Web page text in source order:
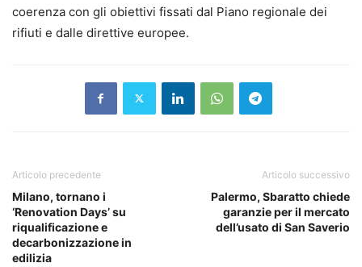
coerenza con gli obiettivi fissati dal Piano regionale dei
rifiuti e dalle direttive europee.
Articolo precedente
Milano, tornano i
‘Renovation Days’ su
riqualificazione e
decarbonizzazione in
edilizia
Articolo successivo
Palermo, Sbaratto chiede
garanzie per il mercato
dell’usato di San Saverio